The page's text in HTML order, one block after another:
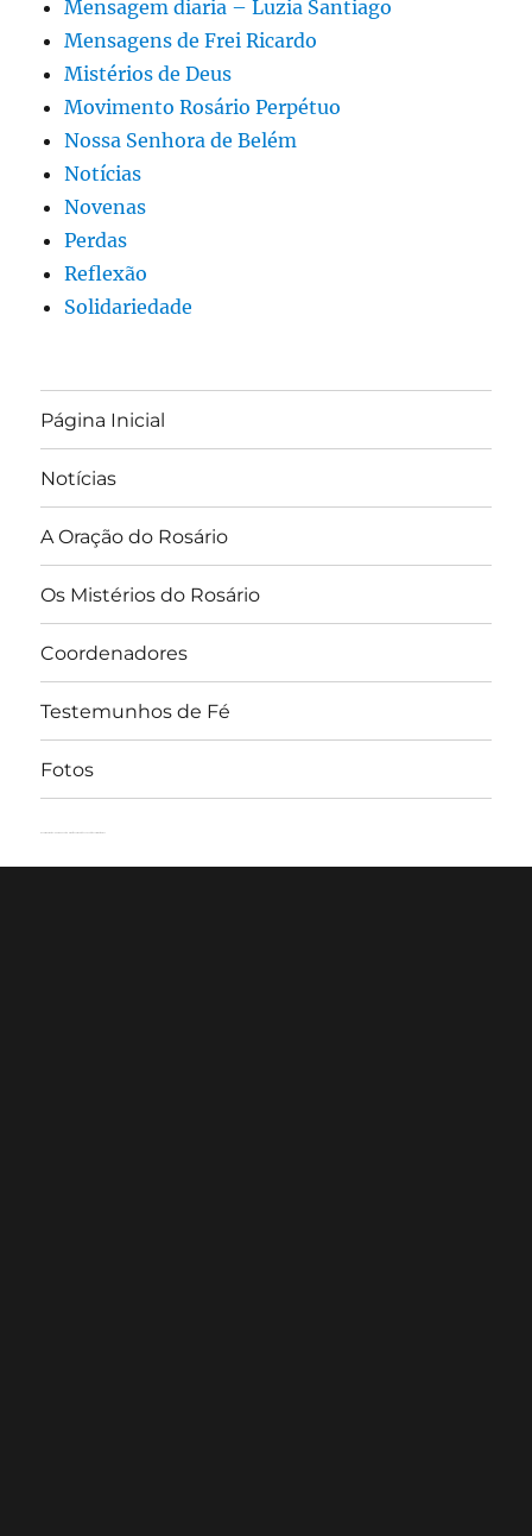
Mensagem diaria – Luzia Santiago
Mensagens de Frei Ricardo
Mistérios de Deus
Movimento Rosário Perpétuo
Nossa Senhora de Belém
Notícias
Novenas
Perdas
Reflexão
Solidariedade
Página Inicial
Notícias
A Oração do Rosário
Os Mistérios do Rosário
Coordenadores
Testemunhos de Fé
Fotos